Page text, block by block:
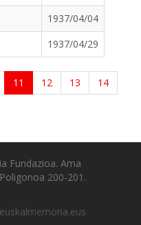
1937/04/04
1937/04/29
11 12 13
14
Fundazioa. Ama
200-201.